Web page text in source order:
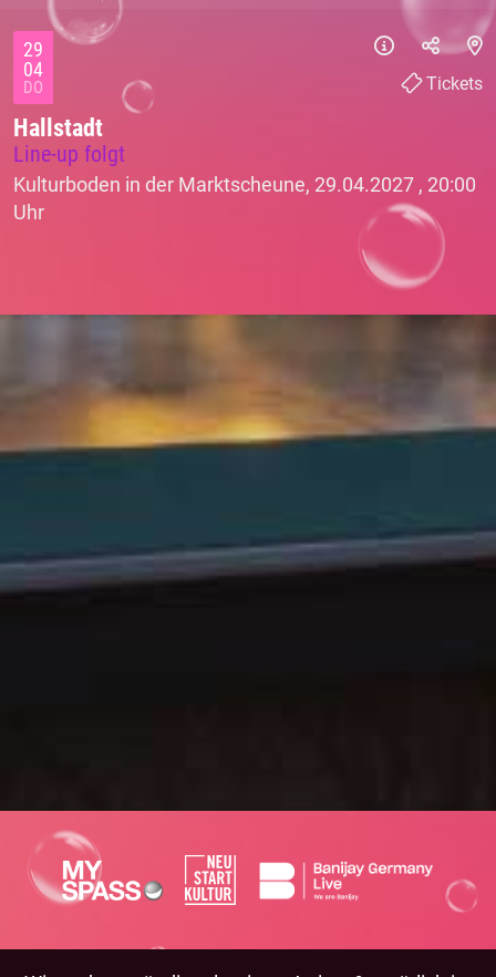
29
04
DO
Hallstadt
Line-up folgt
Kulturboden in der Marktscheune, 29.04.2027 , 20:00
Uhr
Tickets